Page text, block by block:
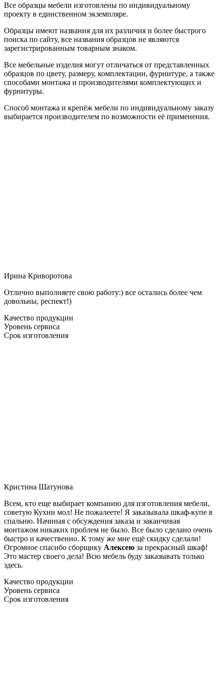
Все образцы мебели изготовлены по индивидуальному
проекту в единственном экземпляре.
Образцы имеют названия для их различия и более быстрого
поиска по сайту, все названия образцов не являются
зарегистрированным товарным знаком.
Все мебельные изделия могут отличаться от представленных
образцов по цвету, размеру, комплектации, фурнитуре, а также
способами монтажа и производителями комплектующих и
фурнитуры.
Способ монтажа и крепёж мебели по индивидуальному заказу
выбирается производителем по возможности её применения.
Ирина Криворотова
Отлично выполняете свою работу:) все остались более чем
довольны, респект!)
Качество продукции
Уровень сервиса
Срок изготовления
Кристина Шатунова
Всем, кто еще выбирает компанию для изготовления мебели,
советую Кухни мол! Не пожалеете! Я заказывала шкаф-купе в
спальню. Начиная с обсуждения заказа и заканчивая
монтажом никаких проблем не было. Все было сделано очень
быстро и качественно. К тому же мне ещё скидку сделали!
Огромное спасибо сборщику Алексею за прекрасный шкаф!
Это мастер своего дела! Всю мебель буду заказывать только
здесь.
Качество продукции
Уровень сервиса
Срок изготовления